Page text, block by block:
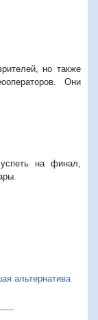
но также
Они
на финал,
альтернатива